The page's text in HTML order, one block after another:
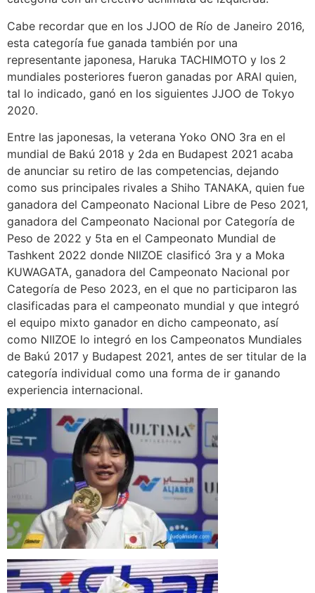
Cabe recordar que en los JJOO de Río de Janeiro 2016,
esta categoría fue ganada también por una
representante japonesa, Haruka TACHIMOTO y los 2
mundiales posteriores fueron ganadas por ARAI quien,
tal lo indicado, ganó en los siguientes JJOO de Tokyo
2020.
Entre las japonesas, la veterana Yoko ONO 3ra en el
mundial de Bakú 2018 y 2da en Budapest 2021 acaba
de anunciar su retiro de las competencias, dejando
como sus principales rivales a Shiho TANAKA, quien fue
ganadora del Campeonato Nacional Libre de Peso 2021,
ganadora del Campeonato Nacional por Categoría de
Peso de 2022 y 5ta en el Campeonato Mundial de
Tashkent 2022 donde NIIZOE clasificó 3ra y a Moka
KUWAGATA, ganadora del Campeonato Nacional por
Categoría de Peso 2023, en el que no participaron las
clasificadas para el campeonato mundial y que integró
el equipo mixto ganador en dicho campeonato, así
como NIIZOE lo integró en los Campeonatos Mundiales
de Bakú 2017 y Budapest 2021, antes de ser titular de la
categoría individual como una forma de ir ganando
experiencia internacional.